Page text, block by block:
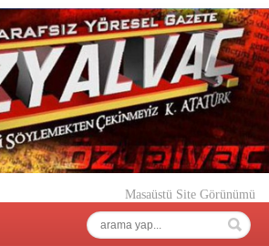
Masaüstü Site Görünümü